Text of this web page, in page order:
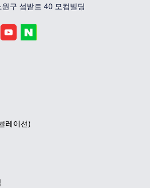
구 섬밭로 40 모컴빌딩
레이션)